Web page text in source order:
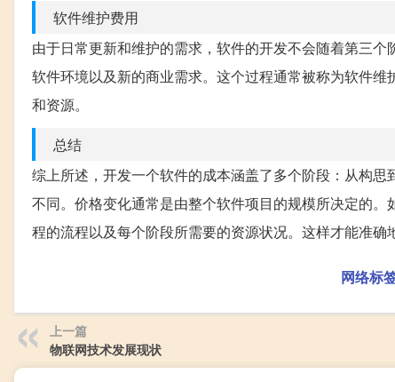
软件维护费用
由于日常更新和维护的需求，软件的开发不会随着第三
软件环境以及新的商业需求。这个过程通常被称为软件
和资源。
总结
综上所述，开发一个软件的成本涵盖了多个阶段：从构
不同。价格变化通常是由整个软件项目的规模所决定的
程的流程以及每个阶段所需要的资源状况。这样才能准确
网络标
上一篇
物联网技术发展现状